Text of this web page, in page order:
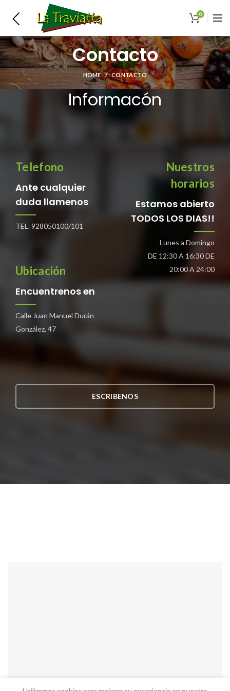
0
Contacto
HOME CONTACTO
Informacón
Telefono
Ante cualquier
duda llamenos
TEL. 928050100/101
Ubicación
Encuentrenos en
Calle Juan Manuel Durán
González, 47
Nuestros
horarios
Estamos abierto
TODOS LOS DIAS!!
Lunes a Domingo
DE 12:30 A 16:30 DE
20:00 A 24:00
ESCRIBENOS